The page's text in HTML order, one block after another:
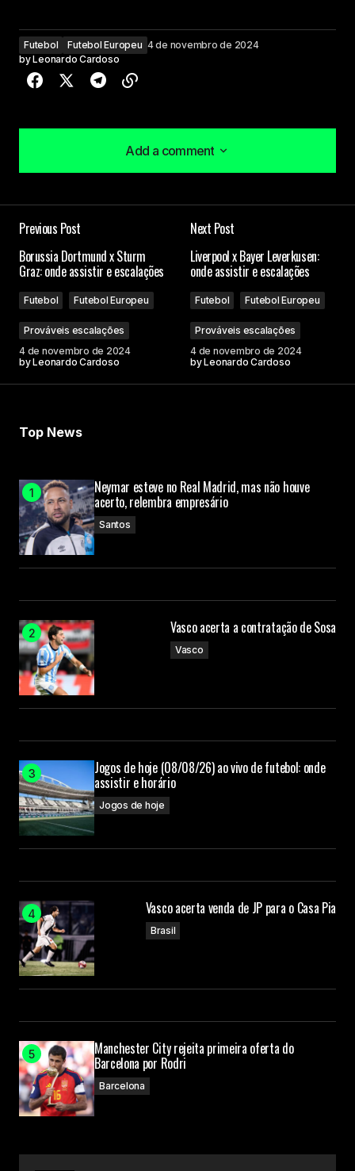
Futebol Futebol Europeu 4 de novembro de 2024
byLeonardo Cardoso
Add a comment
Add a comment
Campos obrigatórios são marcados com*
Comment*
Submit Comment
Previous Post
Borussia Dortmund x Sturm
Graz: onde assistir e escalações
Futebol Futebol Europeu
Prováveis escalações
4 de novembro de 2024
byLeonardo Cardoso
Next Post
Liverpool x Bayer Leverkusen:
onde assistir e escalações
Futebol Futebol Europeu
Prováveis escalações
4 de novembro de 2024
byLeonardo Cardoso
Top News
Neymar esteve no Real Madrid, mas não houve
acerto, relembra empresário
Santos
Vasco acerta a contratação de Sosa
Vasco
Jogos de hoje (08/08/26) ao vivo de futebol: onde
assistir e horário
Jogos de hoje
Vasco acerta venda de JP para o Casa Pia
Brasil
Manchester City rejeita primeira oferta do
Barcelona por Rodri
Barcelona